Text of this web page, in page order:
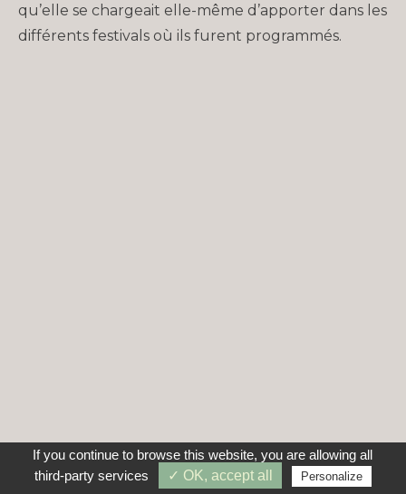
qu’elle se chargeait elle-même d’apporter dans les
différents festivals où ils furent programmés.
If you continue to browse this website, you are allowing all
third-party services
✓ OK, accept all Personalize